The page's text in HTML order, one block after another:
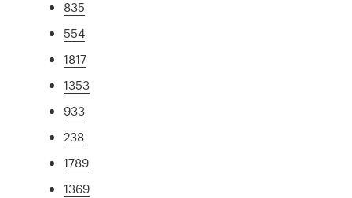
835
554
1817
1353
933
238
1789
1369